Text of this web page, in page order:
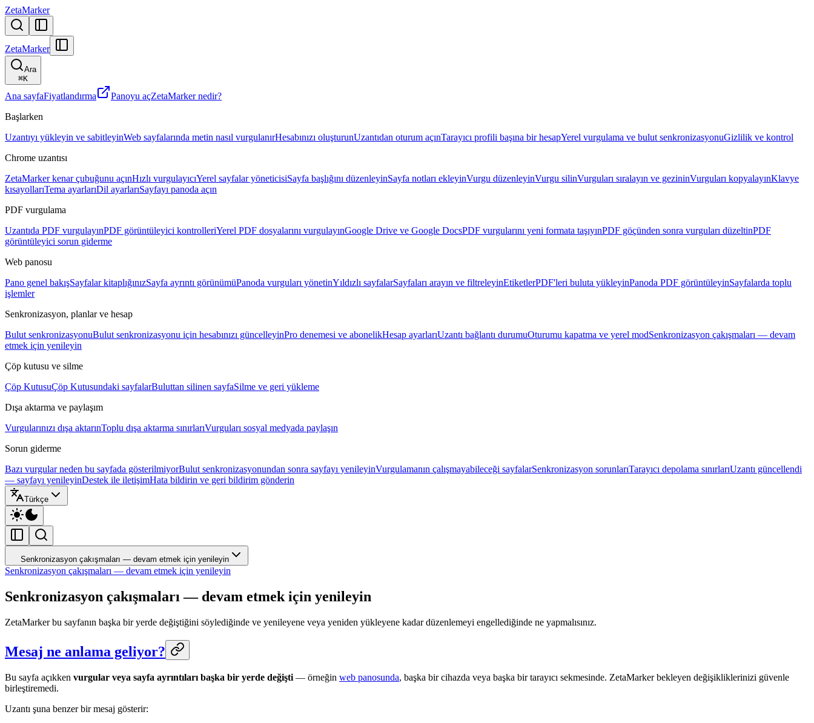
ZetaMarker
ZetaMarker
Ara
⌘K
Ana sayfaFiyatlandırma Panoyu açZetaMarker nedir?
Başlarken
Uzantıyı yükleyin ve sabitleyinWeb sayfalarında metin nasıl vurgulanırHesabınızı oluşturunUzantıdan oturum açınTarayıcı profili başına bir hesapYerel vurgulama ve bulut senkronizasyonuGizlilik ve kontrol
Chrome uzantısı
ZetaMarker kenar çubuğunu açınHızlı vurgulayıcıYerel sayfalar yöneticisiSayfa başlığını düzenleyinSayfa notları ekleyinVurgu düzenleyinVurgu silinVurguları sıralayın ve gezininVurguları kopyalayınKlavye
kısayollarıTema ayarlarıDil ayarlarıSayfayı panoda açın
PDF vurgulama
Uzantıda PDF vurgulayınPDF görüntüleyici kontrolleriYerel PDF dosyalarını vurgulayınGoogle Drive ve Google DocsPDF vurgularını yeni formata taşıyınPDF göçünden sonra vurguları düzeltinPDF
görüntüleyici sorun giderme
Web panosu
Pano genel bakışSayfalar kitaplığınızSayfa ayrıntı görünümüPanoda vurguları yönetinYıldızlı sayfalarSayfaları arayın ve filtreleyinEtiketlerPDF'leri buluta yükleyinPanoda PDF görüntüleyinSayfalarda toplu
işlemler
Senkronizasyon, planlar ve hesap
Bulut senkronizasyonuBulut senkronizasyonu için hesabınızı güncelleyinPro denemesi ve abonelikHesap ayarlarıUzantı bağlantı durumuOturumu kapatma ve yerel modSenkronizasyon çakışmaları — devam
etmek için yenileyin
Çöp kutusu ve silme
Çöp KutusuÇöp Kutusundaki sayfalarBuluttan silinen sayfaSilme ve geri yükleme
Dışa aktarma ve paylaşım
Vurgularınızı dışa aktarınToplu dışa aktarma sınırlarıVurguları sosyal medyada paylaşın
Sorun giderme
Bazı vurgular neden bu sayfada gösterilmiyorBulut senkronizasyonundan sonra sayfayı yenileyinVurgulamanın çalışmayabileceği sayfalarSenkronizasyon sorunlarıTarayıcı depolama sınırlarıUzantı güncellendi
— sayfayı yenileyinDestek ile iletişimHata bildirin ve geri bildirim gönderin
Türkçe
Senkronizasyon çakışmaları — devam etmek için yenileyin
Senkronizasyon çakışmaları — devam etmek için yenileyin
Senkronizasyon çakışmaları — devam etmek için yenileyin
ZetaMarker bu sayfanın başka bir yerde değiştiğini söylediğinde ve yenileyene veya yeniden yükleyene kadar düzenlemeyi engellediğinde ne yapmalısınız.
Mesaj ne anlama geliyor?
Bu sayfa açıkken vurgular veya sayfa ayrıntıları başka bir yerde değişti — örneğin web panosunda, başka bir cihazda veya başka bir tarayıcı sekmesinde. ZetaMarker bekleyen değişikliklerinizi güvenle
birleştiremedi.
Uzantı şuna benzer bir mesaj gösterir: